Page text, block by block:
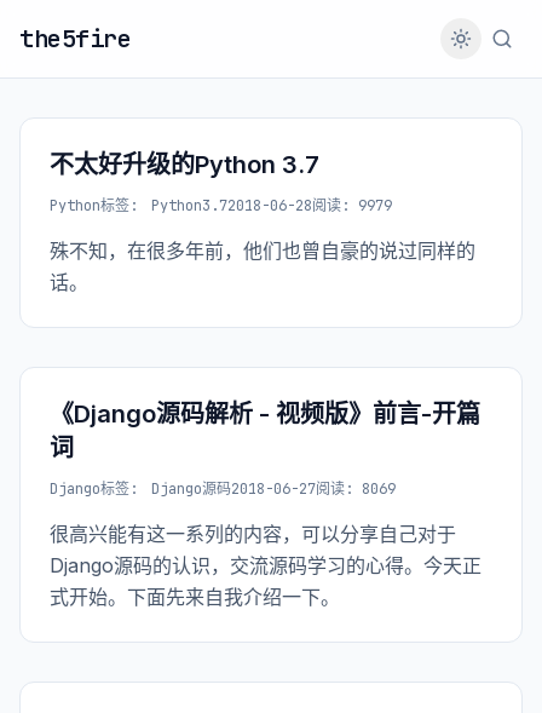
the5fire
不太好升级的Python 3.7
Python标签: Python3.72018-06-28阅读: 9979
殊不知，在很多年前，他们也曾自豪的说过同样的
话。
《Django源码解析 - 视频版》前言-开篇
词
Django标签: Django源码2018-06-27阅读: 8069
很高兴能有这一系列的内容，可以分享自己对于
Django源码的认识，交流源码学习的心得。今天正
式开始。下面先来自我介绍一下。